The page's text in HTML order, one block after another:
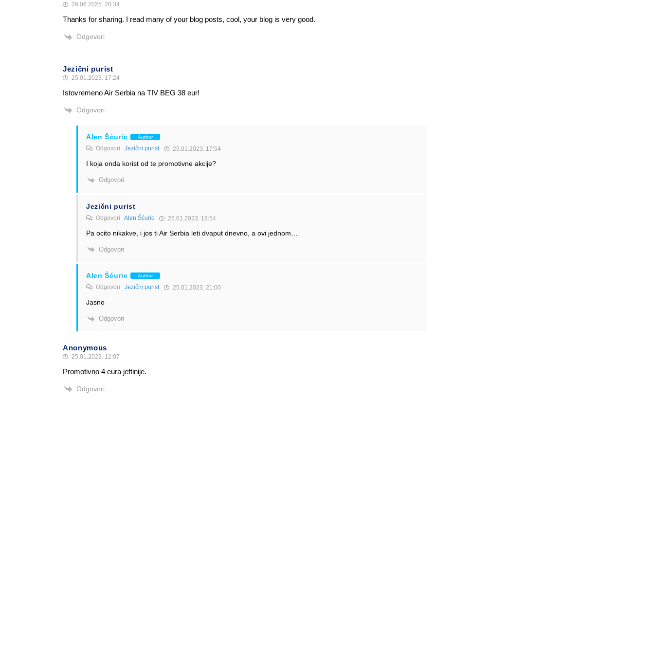
28.06.2025. 20:34
Thanks for sharing. I read many of your blog posts, cool, your blog is very good.
Odgovori
Jezični purist
25.01.2023. 17:24
Istovremeno Air Serbia na TIV BEG 38 eur!
Odgovori
Alen Šćuric Author
Odgovori Jezični purist 25.01.2023. 17:54
I koja onda korist od te promotivne akcije?
Odgovori
Jezični purist
Odgovori Alen Šćuric 25.01.2023. 18:54
Pa ocito nikakve, i jos ti Air Serbia leti dvaput dnevno, a ovi jednom…
Odgovori
Alen Šćuric Author
Odgovori Jezični purist 25.01.2023. 21:00
Jasno
Odgovori
Anonymous
25.01.2023. 12:07
Promotivno 4 eura jeftinije.
Odgovori